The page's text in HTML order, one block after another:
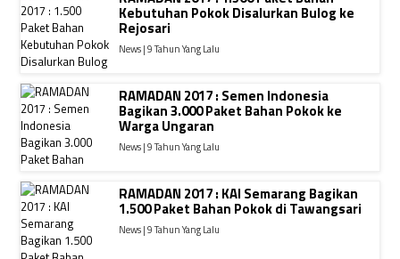
Kebutuhan Pokok Disalurkan Bulog ke
Rejosari
News | 9 Tahun Yang Lalu
RAMADAN 2017 : Semen Indonesia
Bagikan 3.000 Paket Bahan Pokok ke
Warga Ungaran
News | 9 Tahun Yang Lalu
RAMADAN 2017 : KAI Semarang Bagikan
1.500 Paket Bahan Pokok di Tawangsari
News | 9 Tahun Yang Lalu